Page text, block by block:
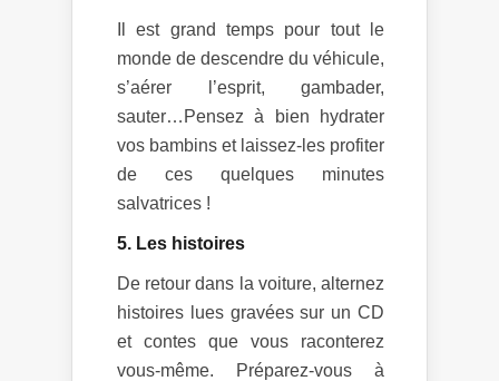
Il est grand temps pour tout le
monde de descendre du véhicule,
s’aérer l’esprit, gambader,
sauter…Pensez à bien hydrater
vos bambins et laissez-les profiter
de ces quelques minutes
salvatrices !
5. Les histoires
De retour dans la voiture, alternez
histoires lues gravées sur un CD
et contes que vous raconterez
vous-même. Préparez-vous à